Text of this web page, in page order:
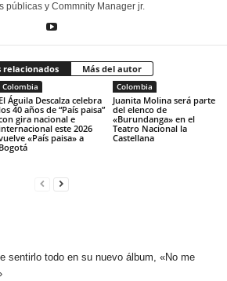
públicas y Commnity Manager jr.
relacionados Más del autor
Colombia
El Águila Descalza celebra
los 40 años de “País paisa”
gira nacional e
internacional este 2026
«País paisa» a
Bogotá
Colombia
Juanita Molina será parte
del elenco de
«Burundanga» en el
Teatro Nacional la
Castellana
sentirlo todo en su nuevo álbum, «No me